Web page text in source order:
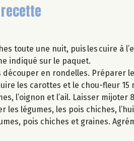
recette
toute une nuit, puis les cuire à
indiqué sur le paquet.
en rondelles. Préparer
les carottes et le chou-fleur 15
l’oignon et l’ail. Laisser mijoter
les légumes, les pois chiches,
pois chiches et graines.